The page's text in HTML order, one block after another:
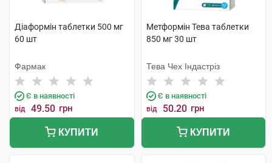
Діаформін таблетки 500 мг
60 шт
Фармак
Є в наявності
від 49.50 грн
КУПИТИ
Метформін Тева таблетки
850 мг 30 шт
Тева Чех Індастріз
Є в наявності
від 50.20 грн
КУПИТИ